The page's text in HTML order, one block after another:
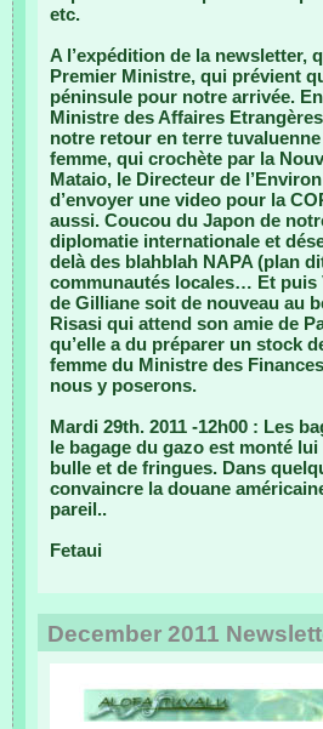
etc.
A l’expédition de la newsletter,
Premier Ministre, qui prévient
péninsule pour notre arrivée.
Ministre des Affaires
notre retour en terre
femme, qui crochète par la
Mataio, le Directeur de
d’envoyer une video pour la
aussi. Coucou du Japon de
diplomatie internationale et
delà des blahblah NAPA (plan
communautés locales… Et puis
de Gilliane soit de nouveau au
Risasi qui attend son amie de
qu’elle a du préparer un stock
femme du Ministre des
nous y poserons.
Mardi 29th. 2011 -12h00 : Les
le bagage du gazo est monté
bulle et de fringues. Dans
convaincre la douane
pareil..
Fetaui
December 2011